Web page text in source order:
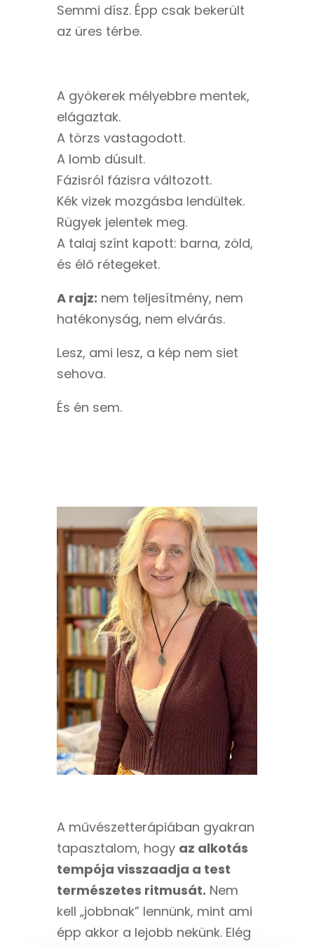
Semmi dísz. Épp csak bekerült
az üres térbe.
A gyökerek mélyebbre mentek,
elágaztak.
A törzs vastagodott.
A lomb dúsult.
Fázisról fázisra változott.
Kék vizek mozgásba lendültek.
Rügyek jelentek meg.
A talaj színt kapott: barna, zöld,
és élő rétegeket.
A rajz: nem teljesítmény, nem
hatékonyság, nem elvárás.
Lesz, ami lesz, a kép nem siet
sehova.
És én sem.
A művészetterápiában gyakran
tapasztalom, hogy az alkotás
tempója visszaadja a test
természetes ritmusát. Nem
kell „jobbnak” lennünk, mint ami
épp akkor a lejobb nekünk. Elég